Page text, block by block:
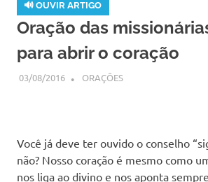
🔊 OUVIR ARTIGO
Oração das
para abrir o coração
03/08/2016 SSPS BRASIL
ORAÇÕES
Você já deve ter ouvido o conselho
não? Nosso coração é mesmo como
nos liga ao divino e nos aponta